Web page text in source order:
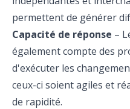
permettent de générer
Capacité de réponse –
également compte des
d'exécuter les
ceux-ci soient agiles et
de rapidité.